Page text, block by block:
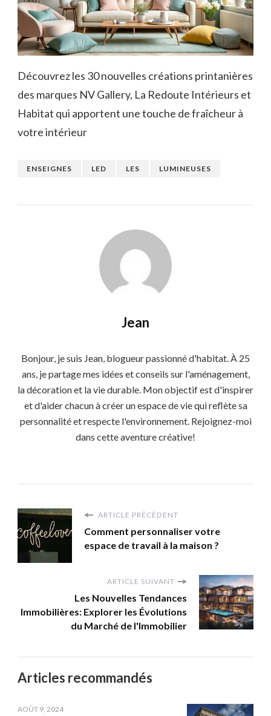
Découvrez les 30 nouvelles créations printanières
des marques NV Gallery, La Redoute Intérieurs et
Habitat qui apportent une touche de fraîcheur à
votre intérieur
ENSEIGNES LED LES LUMINEUSES
Jean
Bonjour, je suis Jean, blogueur passionné d'habitat. À 25
ans, je partage mes idées et conseils sur l'aménagement,
la décoration et la vie durable. Mon objectif est d'inspirer
et d'aider chacun à créer un espace de vie qui reflète sa
personnalité et respecte l'environnement. Rejoignez-moi
dans cette aventure créative!
ARTICLE PRÉCÉDENT
Comment personnaliser votre
espace de travail à la maison ?
ARTICLE SUIVANT
Les Nouvelles Tendances
Immobilières: Explorer les Évolutions
du Marché de l'Immobilier
Articles recommandés
AOÛT 9, 2024